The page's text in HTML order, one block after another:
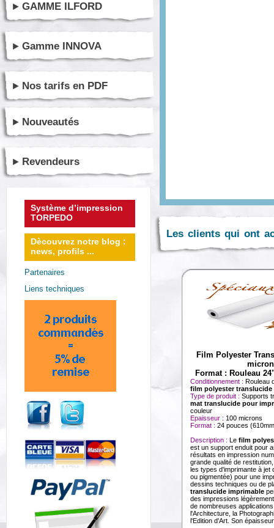
GAMME ILFORD
Gamme INNOVA
Nos tarifs en PDF
Nouveautés
Revendeurs
Système d’impression
TORPEDO
Dècouvrez notre blog :
news, profils ...
Partenaires
Liens techniques
Les clients qui ont
Film Polyester
Format : Rouleau
Conditionnement : Rouleau
film polyester translucide
Type de produit : Supports
mat translucide pour
couleur
Epaisseur : 100 microns
Format : 24 pouces
Description : Le film
est un support enduit pour
résultats en impression
grande qualité de
les types d'imprimante à jet
ou pigmentée) pour une
dessins techniques ou de
translucide imprimable
des impressions
de nombreuses
l'Architecture, la
l'Edition d'Art. Son